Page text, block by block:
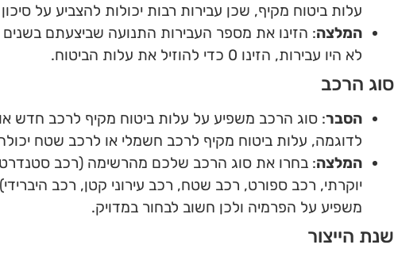
עלות ביטוח מקיף, שכן עבירות רבות יכולות להצביע על
המלצה: הזינו את מספר העבירות התנועה שביצעתם
לא היו עבירות, הזינו 0 כדי להוזיל את עלות הביטוח.
סוג הרכב
הסבר: סוג הרכב משפיע על עלות ביטוח מקיף לרכב חדש
לדוגמה, עלות ביטוח מקיף לרכב חשמלי או לרכב שטח
המלצה: בחרו את סוג הרכב שלכם מהרשימה (רכב
יוקרתי, רכב ספורט, רכב שטח, רכב עירוני קטן, רכב
משפיע על הפרמיה ולכן חשוב לבחור במדויק.
שנת הייצור